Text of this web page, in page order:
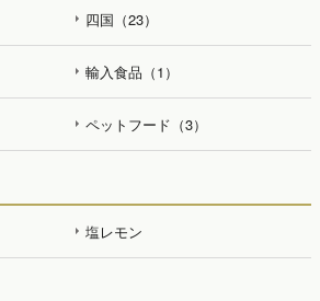
四国（23）
輸入食品（1）
ペットフード（3）
塩レモン